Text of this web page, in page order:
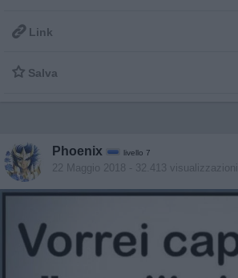
 Link
 Salva
Phoenix livello 7
22 Maggio 2018 - 32.413 visualizzazioni